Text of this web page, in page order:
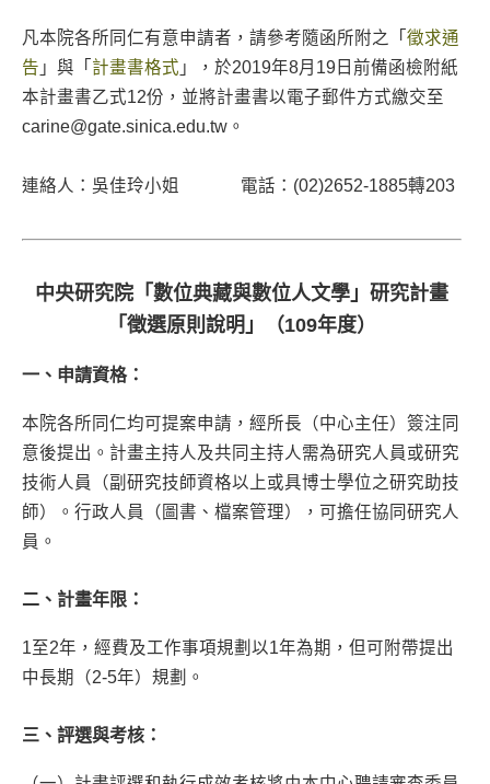
凡本院各所同仁有意申請者，請參考隨函所附之「 徵求通
告 」與「 計畫書格式 」，於2019年8月19日前備函檢附紙
本計畫書乙式12份，並將計畫書以電子郵件方式繳交至
carine@gate.sinica.edu.tw。
連絡人：吳佳玲小姐 電話：(02)2652-1885轉203
中央研究院「數位典藏與數位人文學」研究計畫
「徵選原則說明」（109年度）
一、申請資格：
本院各所同仁均可提案申請，經所長（中心主任）簽注同
意後提出。計畫主持人及共同主持人需為研究人員或研究
技術人員（副研究技師資格以上或具博士學位之研究助技
師）。行政人員（圖書、檔案管理），可擔任協同研究人
員。
二、計畫年限：
1至2年，經費及工作事項規劃以1年為期，但可附帶提出
中長期（2-5年）規劃。
三、評選與考核：